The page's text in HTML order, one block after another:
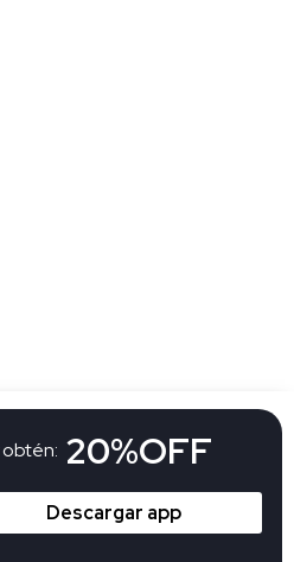
obtén: 20%OFF
Descargar app